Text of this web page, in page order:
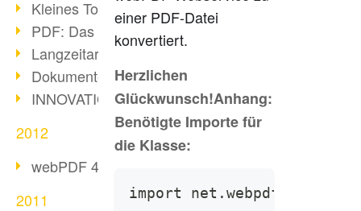
Kleines Tool, große Wirkung
PDF: Das Format für alle Fälle
Langzeitarchivierung mit PDF/A
Dokumente im Browser konvertieren
INNOVATIONSPREIS-IT 2013
2012
webPDF 4.0 steht zur Verfügung!
2011
einer PDF-Datei
konvertiert.
Herzlichen
Glückwunsch!Anhang:
Benötigte Importe für
die Klasse:
import